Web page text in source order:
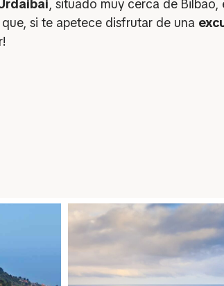
, situado muy cerca de
que, si te apetece disfrutar de una